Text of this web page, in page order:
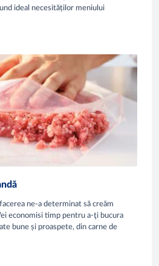
ideal necesităților meniului
ne-a determinat să creăm
economisi timp pentru a-ţi bucura
bune și proaspete, din carne de